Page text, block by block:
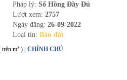
Pháp lý: Sổ Hồng Đầy Đủ
Lượt xem: 2757
Ngày đăng: 26-09-2022
Loại tin: Bán đất
trên m² ) | CHÍNH CHỦ